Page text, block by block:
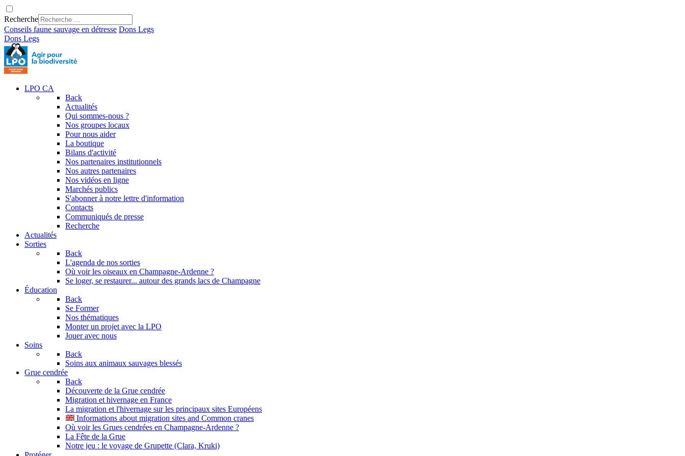
Recherche
Conseils faune sauvage en détresse Dons Legs
Dons Legs
LPO CA
Back
Actualités
Qui sommes-nous ?
Nos groupes locaux
Pour nous aider
La boutique
Bilans d'activité
Nos partenaires institutionnels
Nos autres partenaires
Nos vidéos en ligne
Marchés publics
S'abonner à notre lettre d'information
Contacts
Communiqués de presse
Recherche
Actualités
Sorties
Back
L'agenda de nos sorties
Où voir les oiseaux en Champagne-Ardenne ?
Se loger, se restaurer... autour des grands lacs de Champagne
Éducation
Back
Se Former
Nos thématiques
Monter un projet avec la LPO
Jouer avec nous
Soins
Back
Soins aux animaux sauvages blessés
Grue cendrée
Back
Découverte de la Grue cendrée
Migration et hivernage en France
La migration et l'hivernage sur les principaux sites Européens
Informations about migration sites and Common cranes
Où voir les Grues cendrées en Champagne-Ardenne ?
La Fête de la Grue
Notre jeu : le voyage de Grupette (Clara, Kruki)